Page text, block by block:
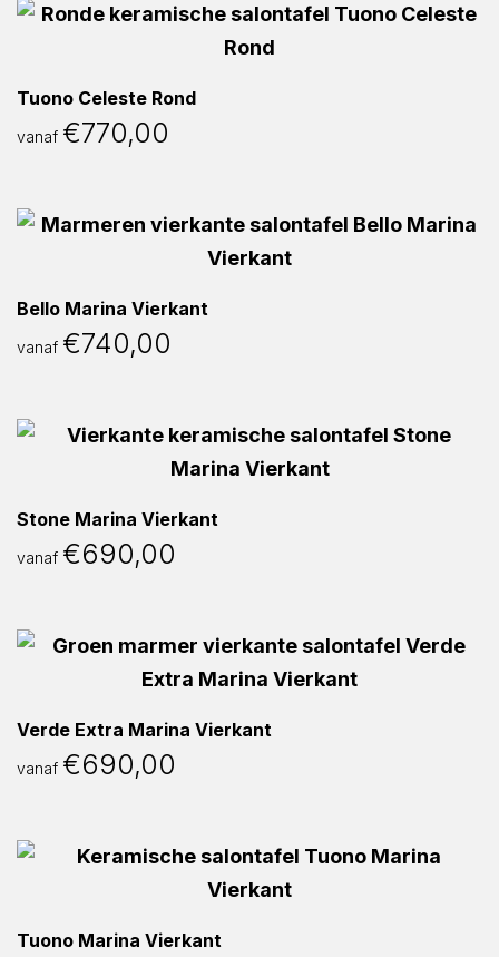
Tuono Celeste Rond
vanaf €770,00
Bello Marina Vierkant
vanaf €740,00
Stone Marina Vierkant
vanaf €690,00
Verde Extra Marina Vierkant
vanaf €690,00
Tuono Marina Vierkant